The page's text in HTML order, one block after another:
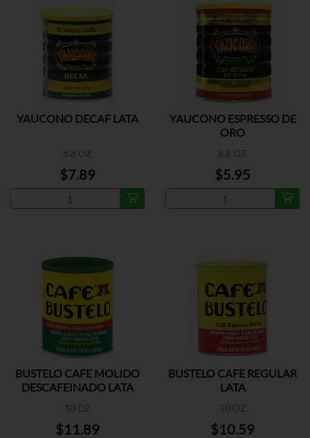
YAUCONO DECAF LATA
8.8 OZ
$7.89
YAUCONO ESPRESSO DE
ORO
8.8 OZ
$5.95
BUSTELO CAFE MOLIDO
DESCAFEINADO LATA
10 OZ
$11.89
BUSTELO CAFE REGULAR
LATA
10 OZ
$10.59